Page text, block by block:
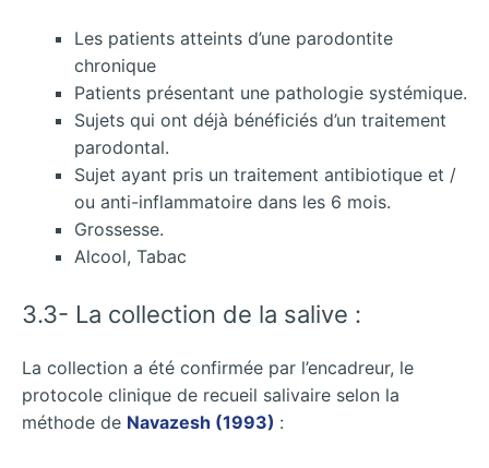
Les patients atteints d’une parodontite
chronique
Patients présentant une pathologie systémique.
Sujets qui ont déjà bénéficiés d’un traitement
parodontal.
Sujet ayant pris un traitement antibiotique et /
ou anti-inflammatoire dans les 6 mois.
Grossesse.
Alcool, Tabac
3.3- La collection de la salive :
La collection a été confirmée par l’encadreur, le
protocole clinique de recueil salivaire selon la
méthode de Navazesh (1993) :